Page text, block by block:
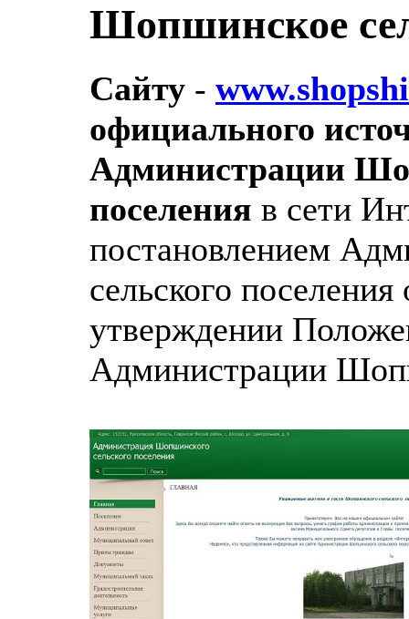
Шопшинское
Сайту -
официального
Администрации
поселения в сети
постановлением
сельского
утверждении
Администрации